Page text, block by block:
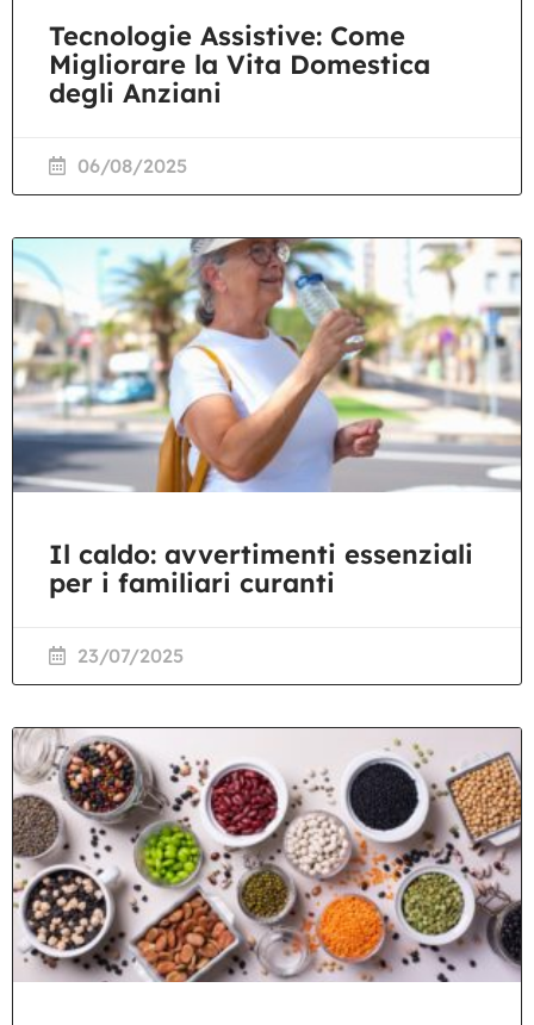
Tecnologie Assistive: Come
Migliorare la Vita Domestica
degli Anziani
06/08/2025
Il caldo: avvertimenti essenziali
per i familiari curanti
23/07/2025